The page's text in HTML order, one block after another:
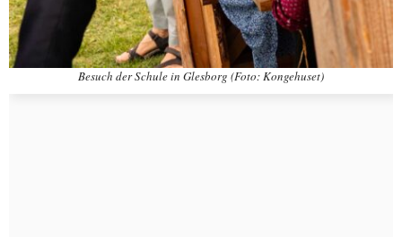
Besuch der Schule in Glesborg (Foto: Kongehuset)